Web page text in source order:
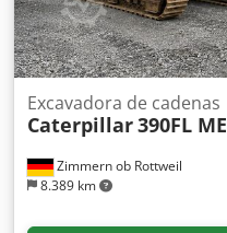
Zimmern ob Rottweil
8.389 km
Excavadora de cadenas
Caterpillar390FL ME